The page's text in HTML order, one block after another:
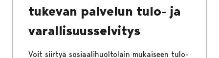
tukevan palvelun tulo- ja
varallisuusselvitys
Voit siirtyä sosiaalihuoltolain mukaiseen tulo-